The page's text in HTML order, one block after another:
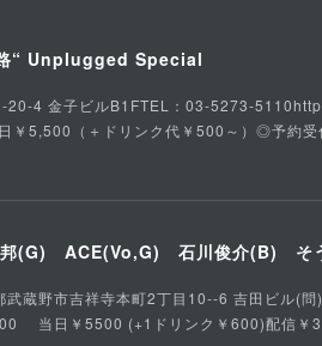
“ Unplugged Special
20-4 金子ビルB1FTEL：03-5273-
5,500（＋ドリンク代￥500～）◎予約
邦(G) ACE(Vo,G) 石川俊介(B) そ
武蔵野市吉祥寺本町2丁目10--6 吉田ビ
日￥5500 (+1ドリンク￥600)配信￥